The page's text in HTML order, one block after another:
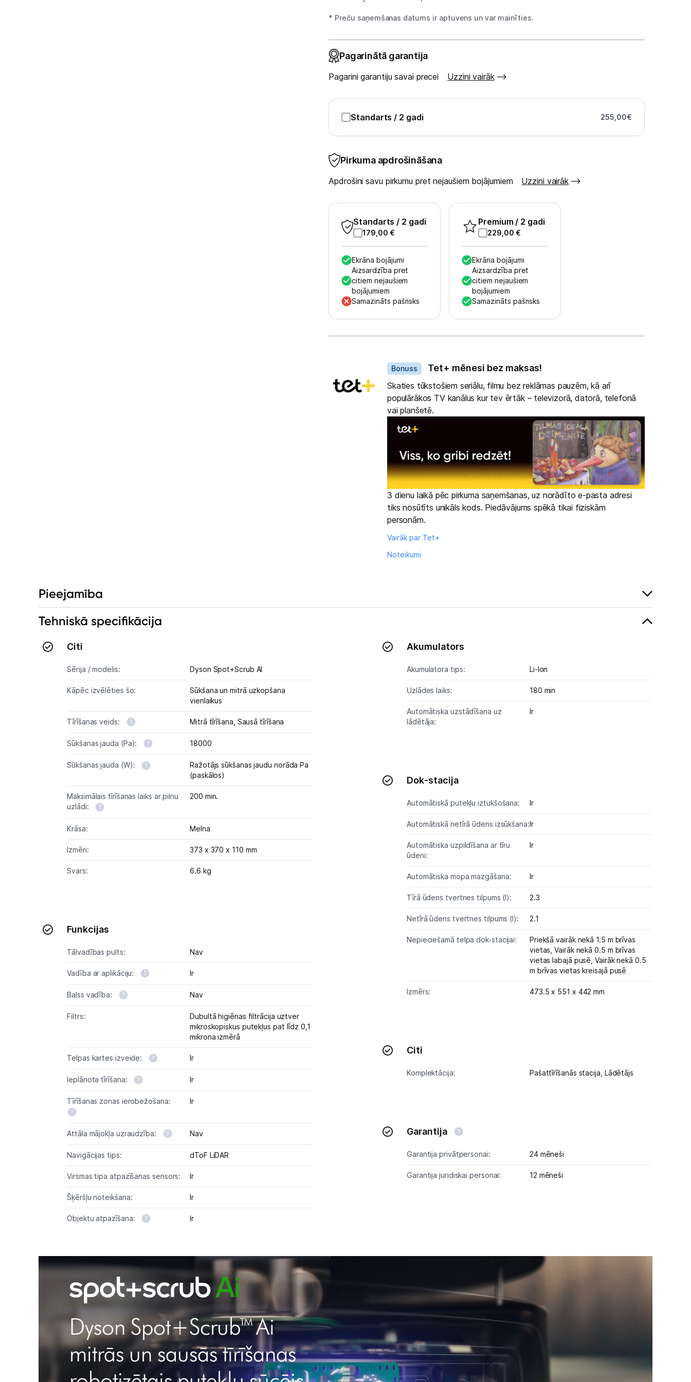
Tvaika gludināšanas sistēmas
Kafijas pagatavošana
Skaistumkopšana
Ražotāju atjaunota tehnika
* Preču saņemšanas datums ir aptuvens un var mainīties.
Pirkuma apdrošināšana
Apdrošini savu pirkumu pret nejaušiem bojājumiem Uzzini vairāk
Standarts / 2 gadi
179,00 €
Ekrāna bojājumi
Aizsardzība pret
citiem nejaušiem
bojājumiem
Samazināts pašrisks
Premium / 2 gadi
229,00 €
Ekrāna bojājumi
Aizsardzība pret
citiem nejaušiem
bojājumiem
Samazināts pašrisks
Pagarinātā garantija
Pagarini garantiju savai precei Uzzini vairāk
Standarts / 2 gadi 255,00€
Bonuss Tet+ mēnesi bez maksas!
Skaties tūkstošiem seriālu, filmu bez reklāmas pauzēm, kā arī
populārākos TV kanālus kur tev ērtāk – televizorā, datorā, telefonā
vai planšetē.
3 dienu laikā pēc pirkuma saņemšanas, uz norādīto e-pasta adresi
tiks nosūtīts unikāls kods. Piedāvājums spēkā tikai fiziskām
personām.
Vairāk par Tet+
Noteikumi
Pieejamība
Tehniskā specifikācija
Citi
Sērija / modelis: Dyson Spot+Scrub AI
Kāpēc izvēlēties šo:
Sūkšana un mitrā uzkopšana
vienlaikus
Tīrīšanas veids: Mitrā tīrīšana, Sausā tīrīšana
Sūkšanas jauda (Pa): 18000
Sūkšanas jauda (W):
Ražotājs sūkšanas jaudu norāda Pa
(paskālos)
Maksimālais tīrīšanas laiks ar pilnu
uzlādi:
200 min.
Krāsa: Melna
Izmēri: 373 x 370 x 110 mm
Svars: 6.6 kg
Funkcijas
Tālvadības pults: Nav
Vadība ar aplikāciju: Ir
Balss vadība: Nav
Filtrs:
Dubultā higiēnas filtrācija uztver
mikroskopiskus putekļus pat līdz 0,1
mikrona izmērā
Telpas kartes izveide: Ir
Ieplānota tīrīšana: Ir
Tīrīšanas zonas ierobežošana: Ir
Attāla mājokļa uzraudzība: Nav
Navigācijas tips: dToF LiDAR
Virsmas tipa atpazīšanas sensors: Ir
Šķēršļu noteikšana: Ir
Objektu atpazīšana: Ir
Akumulators
Akumulatora tips: Li-lon
Uzlādes laiks: 180 min
Automātiska uzstādīšana uz
lādētāja:
Ir
Dok-stacija
Automātiskā putekļu iztukšošana: Ir
Automātiskā netīrā ūdens izsūkšana:Ir
Automātiska uzpildīšana ar tīru
ūdeni:
Ir
Automātiska mopa mazgāšana: Ir
Tīrā ūdens tvertnes tilpums (l): 2.3
Netīrā ūdens tvertnes tilpums (l): 2.1
Nepieciešamā telpa dok-stacijai:
Priekšā vairāk nekā 1.5 m brīvas
vietas,Vairāk nekā 0.5 m brīvas
vietas labajā pusē,Vairāk nekā 0.5
m brīvas vietas kreisajā pusē
Izmērs: 473.5 x 551 x 442 mm
Citi
Komplektācija: Pašattīrīšanās stacija, Lādētājs
Garantija
Garantija privātpersonai: 24 mēneši
Garantija juridiskai personai: 12 mēneši
Dyson Spot+Scrub™ Ai
mitrās un sausās tīrīšanas